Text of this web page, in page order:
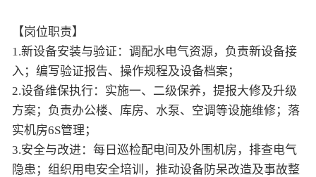
【岗位职责】
1.新设备安装与验证：调配水电气资源，负责新设备接
入；编写验证报告、操作规程及设备档案；
2.设备维保执行：实施一、二级保养，提报大修及升级
方案；负责办公楼、库房、水泵、空调等设施维修；落
实机房6S管理；
3.安全与改进：每日巡检配电间及外围机房，排查电气
隐患；组织用电安全培训，推动设备防呆改造及事故整